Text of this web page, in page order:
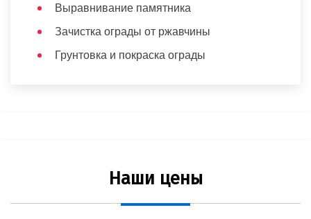
Выравнивание памятника
Зачистка ограды от ржавчины
Грунтовка и покраска ограды
Наши цены